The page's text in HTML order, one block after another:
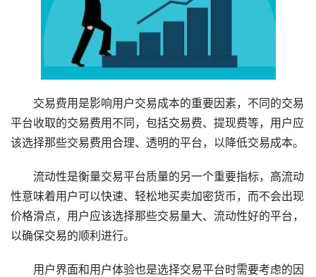
交易费用是影响用户交易成本的重要因素，不同的交易
平台收取的交易费用不同，包括交易费、提现费等，用户应
该选择那些交易费用合理、透明的平台，以降低交易成本。
流动性是衡量交易平台质量的另一个重要指标，高流动
性意味着用户可以快速、轻松地买卖加密货币，而不会出现
价格滑点，用户应该选择那些交易量大、流动性好的平台，
以确保交易的顺利进行。
用户界面和用户体验也是选择交易平台时需要考虑的因